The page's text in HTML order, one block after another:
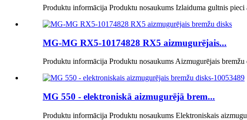
Produktu informācija Produktu nosaukums Izlaiduma gultnis pieci
MG-MG RX5-10174828 RX5 aizmugurējais...
Produktu informācija Produktu nosaukums Aizmugurējais
MG 550 - elektroniskā aizmugurējā brem...
Produktu informācija Produktu nosaukums Elektroniskais